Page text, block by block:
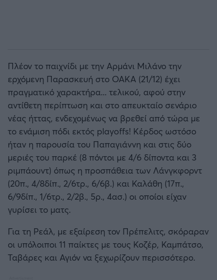
Πλέον το παιχνίδι με την Αρμάνι Μιλάνο την
ερχόμενη Παρασκευή στο ΟΑΚΑ (21/12) έχει
πραγματικό χαρακτήρα... τελικού, αφού στην
αντίθετη περίπτωση και στο απευκταίο σενάριο
νέας ήττας, ενδεχομένως να βρεθεί από τώρα με
το ενάμιση πόδι εκτός playoffs! Κέρδος ωστόσο
ήταν η παρουσία του Παπαγιάννη και στις δύο
μεριές του παρκέ (8 πόντοι με 4/6 δίποντα και 3
ριμπάουντ) όπως η προσπάθεια των Λάνγκφορντ
(20π., 4/8δίπ., 2/6τρ., 6/6β.) και Καλάθη (17π.,
6/9δίπ., 1/6τρ., 2/2β., 5ρ., 4ασ.) οι οποίοι είχαν
γυρίσει το ματς.
Για τη Ρεάλ, με εξαίρεση τον Πρέπελιτς, σκόραραν
οι υπόλοιποι 11 παίκτες με τους Κοζέρ, Καμπάτσο,
Ταβάρες και Αγιόν να ξεχωρίζουν περισσότερο.